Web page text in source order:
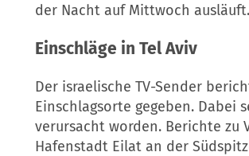
der Nacht auf Mittwoch
Einschläge in Tel Aviv
Der israelische TV-Sender
Einschlagsorte gegeben. Dabei
verursacht worden. Berichte zu
Hafenstadt Eilat an der